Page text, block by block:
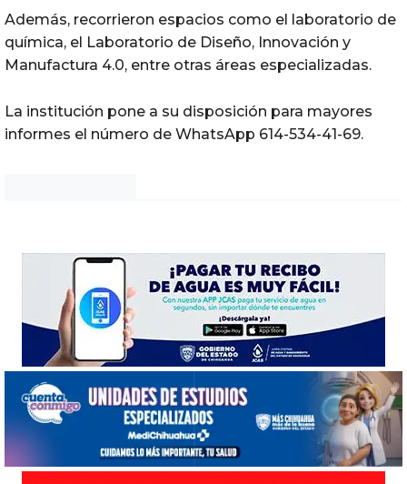
Además, recorrieron espacios como el laboratorio de
química, el Laboratorio de Diseño, Innovación y
Manufactura 4.0, entre otras áreas especializadas.
La institución pone a su disposición para mayores
informes el número de WhatsApp 614-534-41-69.